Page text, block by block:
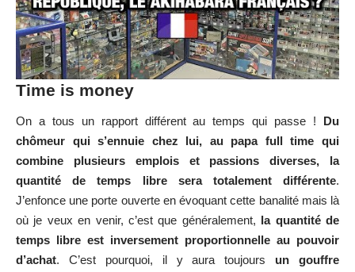
Time is money
On a tous un rapport différent au temps qui passe ! Du
chômeur qui s’ennuie chez lui, au papa full time qui
combine plusieurs emplois et passions diverses, la
quantité de temps libre sera totalement différente.
J’enfonce une porte ouverte en évoquant cette banalité mais là
où je veux en venir, c’est que généralement, la quantité de
temps libre est inversement proportionnelle au pouvoir
d’achat. C’est pourquoi, il y aura toujours un gouffre